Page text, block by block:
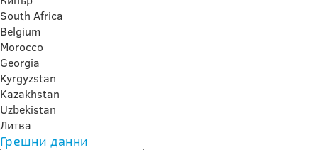
South Africa
Belgium
Morocco
Georgia
Kyrgyzstan
Kazakhstan
Uzbekistan
Литва
Грешни данни